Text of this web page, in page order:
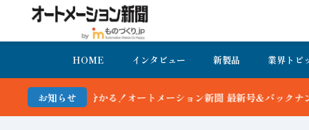
HOME インタビュー 新製品 業界トピ
お知らせ
！オートメーション新聞 最新号＆バックナンバーを無料で公開中 詳